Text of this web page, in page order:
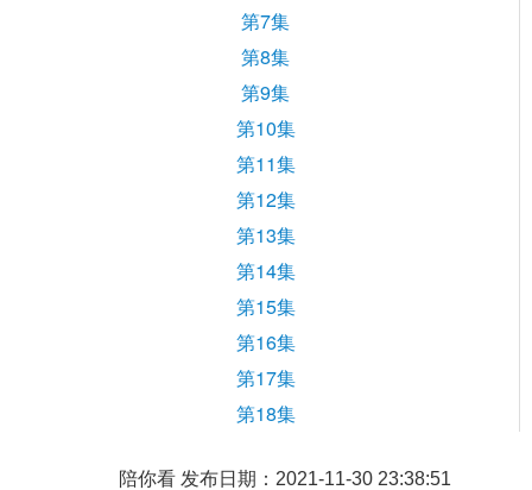
第7集
第8集
第9集
第10集
第11集
第12集
第13集
第14集
第15集
第16集
第17集
第18集
陪你看 发布日期：2021-11-30 23:38:51